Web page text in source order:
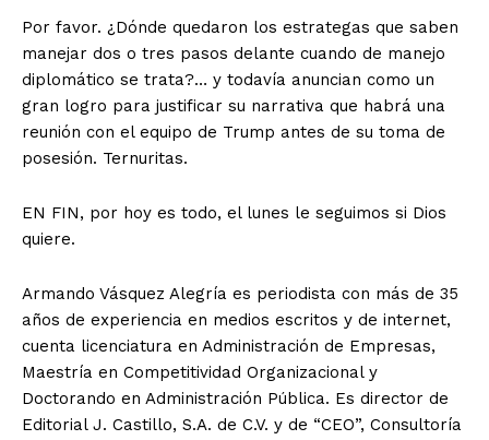
Por favor. ¿Dónde quedaron los estrategas que saben
manejar dos o tres pasos delante cuando de manejo
diplomático se trata?… y todavía anuncian como un
gran logro para justificar su narrativa que habrá una
reunión con el equipo de Trump antes de su toma de
posesión. Ternuritas.
EN FIN, por hoy es todo, el lunes le seguimos si Dios
quiere.
Armando Vásquez Alegría es periodista con más de 35
años de experiencia en medios escritos y de internet,
cuenta licenciatura en Administración de Empresas,
Maestría en Competitividad Organizacional y
Doctorando en Administración Pública. Es director de
Editorial J. Castillo, S.A. de C.V. y de “CEO”, Consultoría